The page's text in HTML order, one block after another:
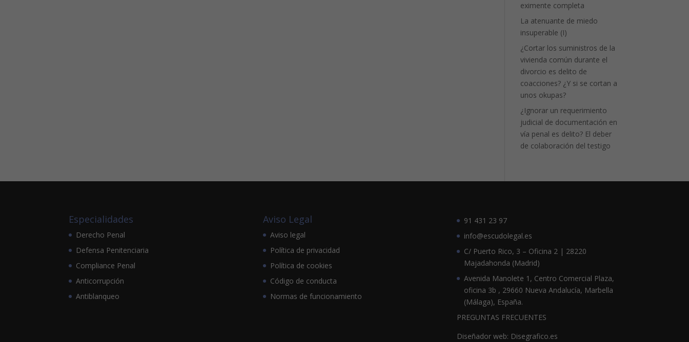
eximente completa
La atenuante de miedo
insuperable (I)
¿Cortar los suministros de la
vivienda común durante el
divorcio es delito de
coacciones? ¿Y si se cortan a
unos okupas?
¿Ignorar un requerimiento
judicial de documentación en
vía penal es delito? El deber
de colaboración del testigo
Especialidades
Derecho Penal
Defensa Penitenciaria
Compliance Penal
Anticorrupción
Antiblanqueo
Aviso Legal
Aviso legal
Política de privacidad
Política de cookies
Código de conducta
Normas de funcionamiento
91 431 23 97
info@escudolegal.es
C/ Puerto Rico, 3 – Oficina 2 | 28220
Majadahonda (Madrid)
Avenida Manolete 1, Centro Comercial Plaza,
oficina 3b , 29660 Nueva Andalucía, Marbella
(Málaga), España.
PREGUNTAS FRECUENTES
Diseñador web: Disegrafico.es